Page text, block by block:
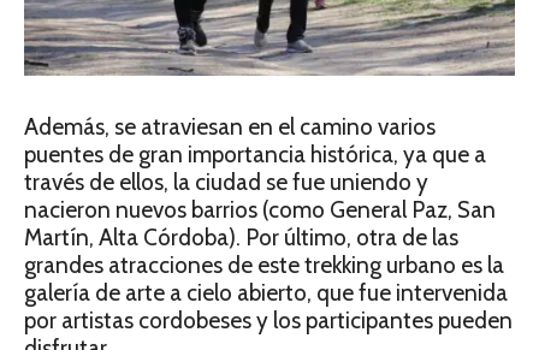
Además, se atraviesan en el camino varios
puentes de gran importancia histórica, ya que a
través de ellos, la ciudad se fue uniendo y
nacieron nuevos barrios (como General Paz, San
Martín, Alta Córdoba). Por último, otra de las
grandes atracciones de este trekking urbano es la
galería de arte a cielo abierto, que fue intervenida
por artistas cordobeses y los participantes pueden